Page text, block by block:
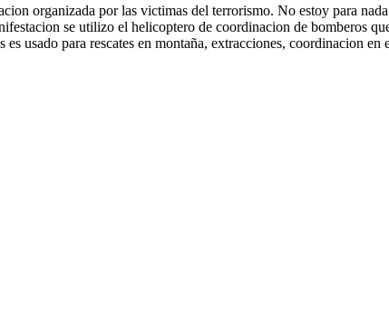
organizada por las victimas del terrorismo. No estoy para
se utilizo el helicoptero de coordinacion de bomberos
usado para rescates en montaña, extracciones, coordinacion en